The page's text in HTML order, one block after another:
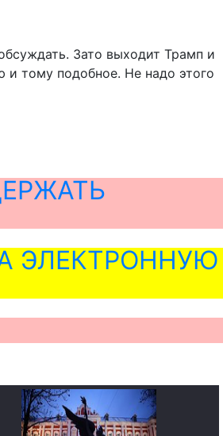
Зато выходит Трамп и
и тому подобное. Не надо этого
ЭЛЕКТРОННУЮ